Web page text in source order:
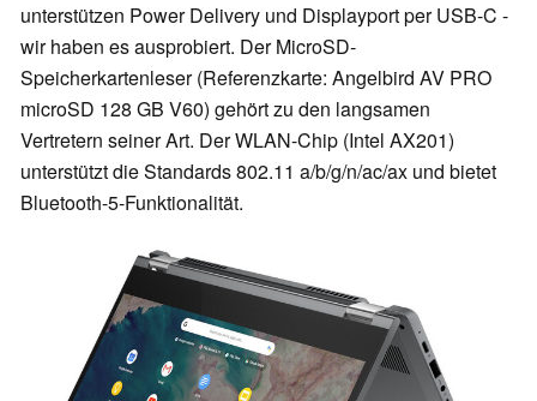
unterstützen Power Delivery und Displayport per USB-C -
wir haben es ausprobiert. Der MicroSD-
Speicherkartenleser (Referenzkarte: Angelbird AV PRO
microSD 128 GB V60) gehört zu den langsamen
Vertretern seiner Art. Der WLAN-Chip (Intel AX201)
unterstützt die Standards 802.11 a/b/g/n/ac/ax und bietet
Bluetooth-5-Funktionalität.